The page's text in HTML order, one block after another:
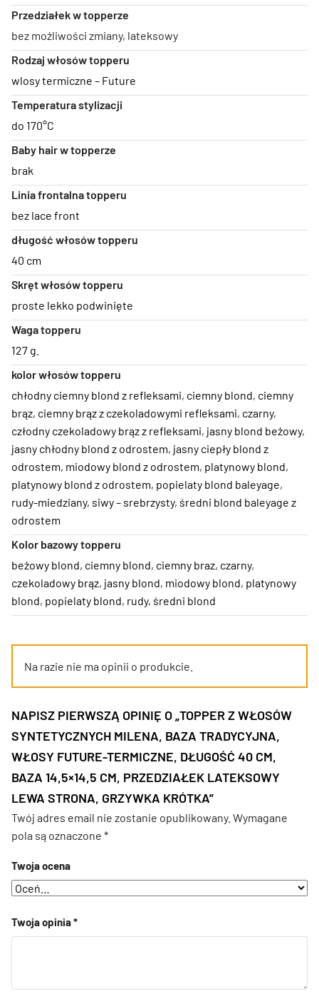
Przedziałek w topperze
bez możliwości zmiany, lateksowy
Rodzaj włosów topperu
wlosy termiczne – Future
Temperatura stylizacji
do 170°C
Baby hair w topperze
brak
Linia frontalna topperu
bez lace front
długość włosów topperu
40 cm
Skręt włosów topperu
proste lekko podwinięte
Waga topperu
127 g.
kolor włosów topperu
chłodny ciemny blond z refleksami, ciemny blond, ciemny
brąz, ciemny brąz z czekoladowymi refleksami, czarny,
człodny czekoladowy brąz z refleksami, jasny blond beżowy,
jasny chłodny blond z odrostem, jasny ciepły blond z
odrostem, miodowy blond z odrostem, platynowy blond,
platynowy blond z odrostem, popielaty blond baleyage,
rudy-miedziany, siwy – srebrzysty, średni blond baleyage z
odrostem
Kolor bazowy topperu
beżowy blond, ciemny blond, ciemny braz, czarny,
czekoladowy brąz, jasny blond, miodowy blond, platynowy
blond, popielaty blond, rudy, średni blond
Na razie nie ma opinii o produkcie.
NAPISZ PIERWSZĄ OPINIĘ O „TOPPER Z WŁOSÓW
SYNTETYCZNYCH MILENA, BAZA TRADYCYJNA,
WŁOSY FUTURE-TERMICZNE, DŁUGOŚĆ 40 CM,
BAZA 14,5×14,5 CM, PRZEDZIAŁEK LATEKSOWY
LEWA STRONA, GRZYWKA KRÓTKA”
Twój adres email nie zostanie opublikowany. Wymagane
pola są oznaczone *
Twoja ocena
Twoja opinia*